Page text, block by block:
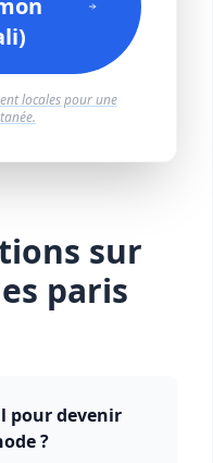
locales pour une
sur
paris
pour devenir
?